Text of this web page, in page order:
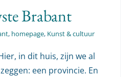
Brabant
, homepage, Kunst & cultuur
in dit huis, zijn we al
een provincie. En